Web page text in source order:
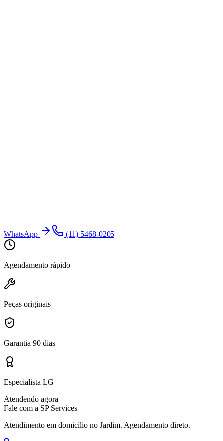
WhatsApp (11) 5468-0205
Agendamento rápido
Peças originais
Garantia 90 dias
Especialista LG
Atendendo agora
Fale com a SP Services
Atendimento em domicílio no Jardim. Agendamento direto.